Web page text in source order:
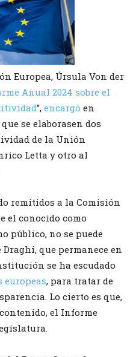
Europea, Úrsula Von der
Anual 2024 sobre el
”, encargó en
se elaborasen dos
de la Unión
Letta y otro al
remitidos a la Comisión
el conocido como
público, no se puede
que permanece en
se ha escudado
europeas, para tratar de
Lo cierto es que,
el Informe